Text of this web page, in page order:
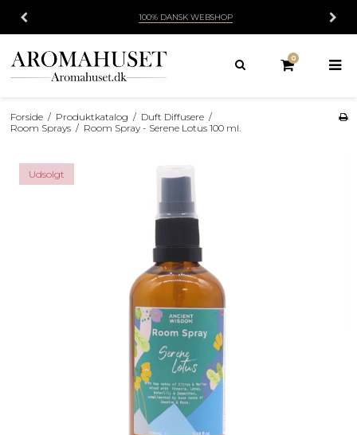
100% DANSK WEBSHOP
0
Forside / Produktkatalog / Duft Diffusere /
Room Sprays / Room Spray - Serene Lotus 100 ml.
Udsolgt